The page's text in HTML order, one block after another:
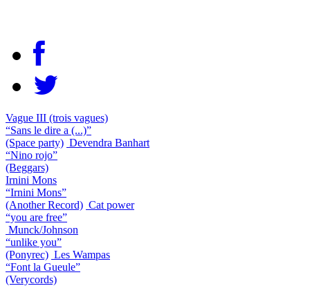
Vague III (trois vagues)
“Sans le dire a (...)”
(Space party) Devendra Banhart
“Nino rojo”
(Beggars)
Irnini Mons
“Irnini Mons”
(Another Record) Cat power
“you are free”
Munck/Johnson
“unlike you”
(Ponyrec) Les Wampas
“Font la Gueule”
(Verycords)